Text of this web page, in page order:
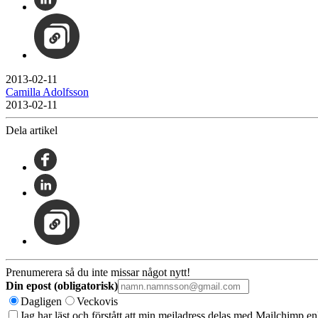
2013-02-11
Camilla Adolfsson
2013-02-11
Dela artikel
Prenumerera så du inte missar något nytt!
Din epost (obligatorisk)
Dagligen
Veckovis
Jag har läst och förstått att min mejladress delas med Mailchimp